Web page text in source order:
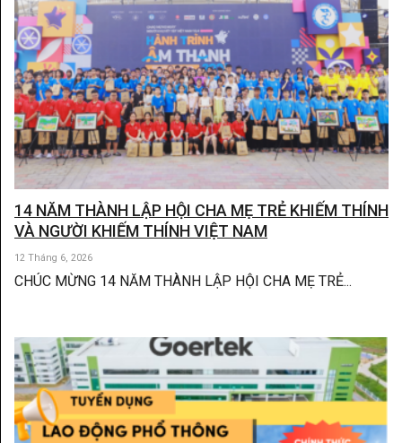
14 NĂM THÀNH LẬP HỘI CHA MẸ TRẺ KHIẾM THÍNH
VÀ NGƯỜI KHIẾM THÍNH VIỆT NAM
12 Tháng 6, 2026
CHÚC MỪNG 14 NĂM THÀNH LẬP HỘI CHA MẸ TRẺ...